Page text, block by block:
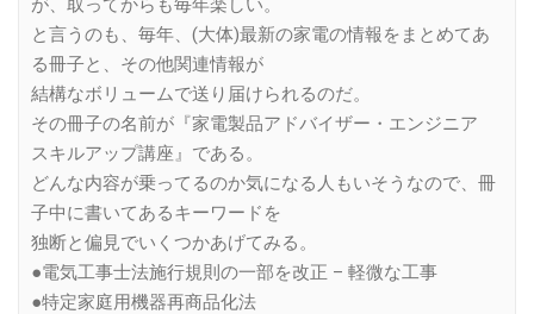
が、取ってからも毎年楽しい。
と言うのも、毎年、(大体)最新の家電の情報をまとめてあ
る冊子と、その他関連情報が
結構なボリュームで送り届けられるのだ。
その冊子の名前が『家電製品アドバイザー・エンジニア
スキルアップ講座』である。
どんな内容が乗ってるのか気になる人もいそうなので、冊
子中に書いてあるキーワードを
独断と偏見でいくつかあげてみる。
●電気工事士法施行規則の一部を改正 – 軽微な工事
●特定家庭用機器再商品化法